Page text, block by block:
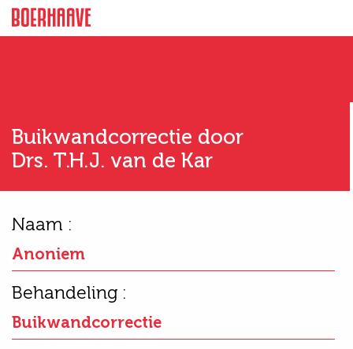
Buikwandcorrectie door
Drs. T.H.J. van de Kar
Naam :
Anoniem
Behandeling :
Buikwandcorrectie